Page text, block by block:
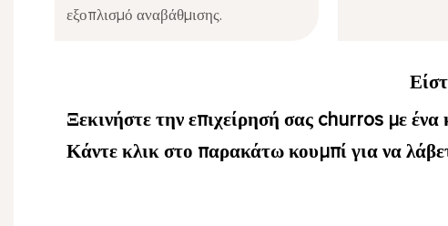
εξοπλισμό αναβάθμισης.
Ξεκινήστε την επιχείρησή σας churros με ένα
Κάντε κλικ στο παρακάτω κουμπί για να